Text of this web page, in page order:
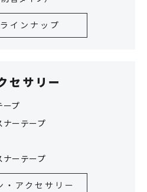
インナップ
セサリー
ープ
ナーテープ
ナーテープ
・アクセサリー